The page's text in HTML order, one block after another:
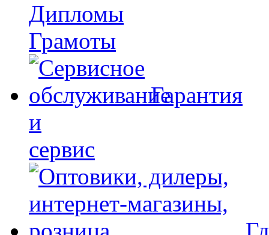
Дипломы
Грамоты
Гарантия
и
сервис